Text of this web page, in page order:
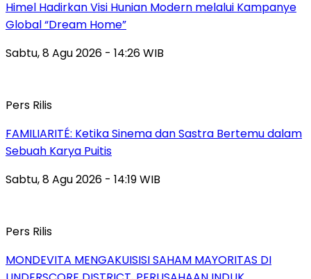
Himel Hadirkan Visi Hunian Modern melalui Kampanye
Global “Dream Home”
Sabtu, 8 Agu 2026 - 14:26 WIB
Pers Rilis
FAMILIARITÉ: Ketika Sinema dan Sastra Bertemu dalam
Sebuah Karya Puitis
Sabtu, 8 Agu 2026 - 14:19 WIB
Pers Rilis
MONDEVITA MENGAKUISISI SAHAM MAYORITAS DI